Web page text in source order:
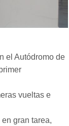
el Autódromo de
vueltas e
gran tarea,